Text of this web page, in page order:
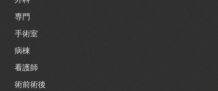
専門
手術室
病棟
看護師
術前術後